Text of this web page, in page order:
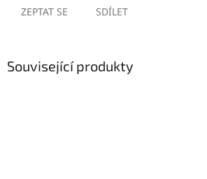
ZEPTAT SE SDÍLET
Související produkty